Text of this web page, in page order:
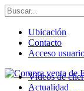
Ubicación
Contacto
Acceso
Vídeos de
Actualidad